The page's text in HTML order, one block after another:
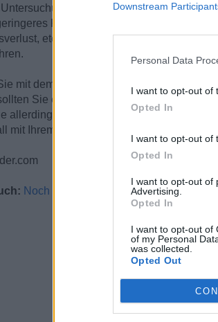
Downstream
Personal Data
I want to opt-out of
Opted In
I want to opt-out of
Opted In
I want to opt-out of
Advertising.
Opted In
I want to opt-out of
of my Personal
was collected.
Opted Out
fanden heraus, daß stillen
Krebsrisiko, weniger Chance für
etc.), aber es kann gleichzeitig
mit dem Stillen aufhören und Ihre
Sie eine stufenweise Verbesserung
allerdings befürchte, es könnten
mit Ihrem Arzt sprechen.
Noch mehr Fragen zu Dünnendes und